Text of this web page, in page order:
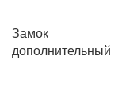
Замок
дополнительный